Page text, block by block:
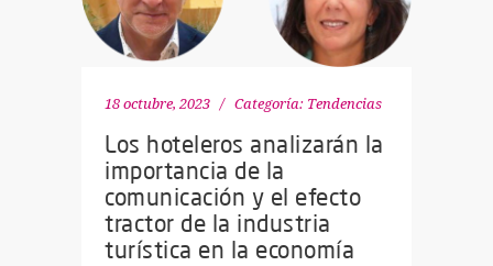
18 octubre, 2023 Categoría: Tendencias
Los hoteleros analizarán la
importancia de la
comunicación y el efecto
tractor de la industria
turística en la economía